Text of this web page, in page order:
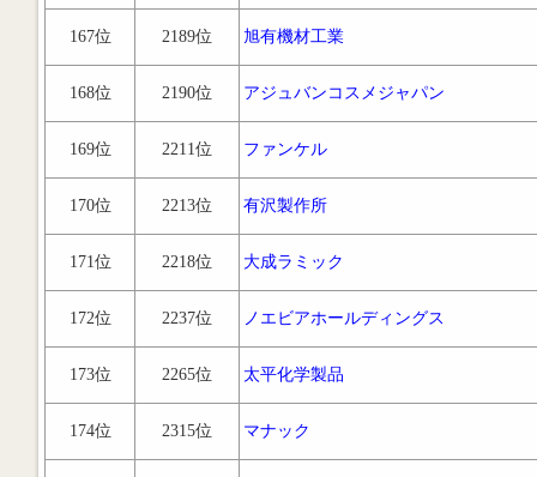
167位 2189位 旭有機材工業
168位 2190位 アジュバンコスメジャパン
169位 2211位 ファンケル
170位 2213位 有沢製作所
171位 2218位 大成ラミック
172位 2237位 ノエビアホールディングス
173位 2265位 太平化学製品
174位 2315位 マナック